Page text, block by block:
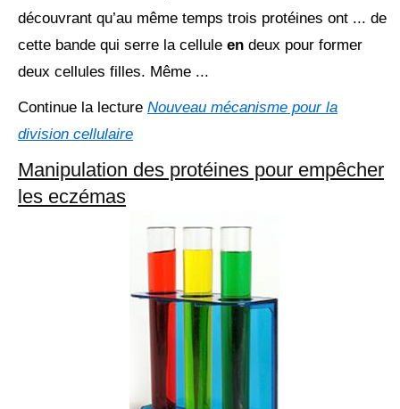
découvrant qu’au même temps trois protéines ont ... de
cette bande qui serre la cellule en deux pour former
deux cellules filles. Même ...
Continue la lecture Nouveau mécanisme pour la
division cellulaire
Manipulation des protéines pour empêcher
les eczémas